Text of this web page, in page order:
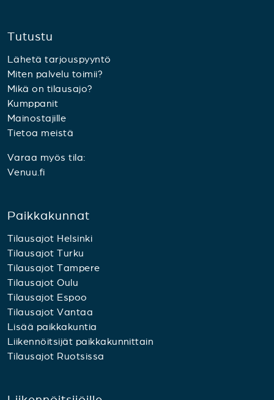
Tutustu
Lähetä tarjouspyyntö
Miten palvelu toimii?
Mikä on tilausajo?
Kumppanit
Mainostajille
Tietoa meistä
Varaa myös tila:
Venuu.fi
Paikkakunnat
Tilausajot Helsinki
Tilausajot Turku
Tilausajot Tampere
Tilausajot Oulu
Tilausajot Espoo
Tilausajot Vantaa
Lisää paikkakuntia
Liikennöitsijät paikkakunnittain
Tilausajot Ruotsissa